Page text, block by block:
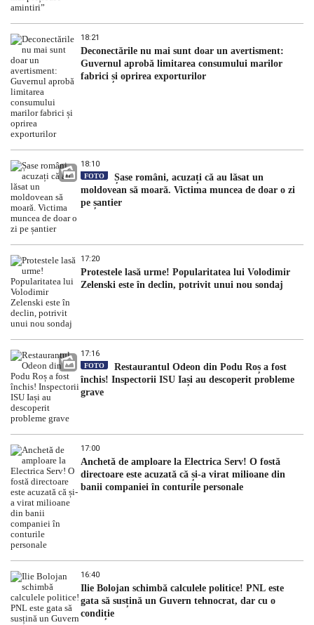
18:21
Deconectările nu mai sunt doar un avertisment:
Guvernul aprobă limitarea consumului marilor
fabrici și oprirea exporturilor
18:10
FOTO
Șase români, acuzați că au lăsat un
moldovean să moară. Victima muncea de doar o zi
pe șantier
17:20
Protestele lasă urme! Popularitatea lui Volodimir
Zelenski este în declin, potrivit unui nou sondaj
17:16
FOTO
Restaurantul Odeon din Podu Roș a fost
închis! Inspectorii ISU Iași au descoperit probleme
grave
17:00
Anchetă de amploare la Electrica Serv! O fostă
directoare este acuzată că și-a virat milioane din
banii companiei în conturile personale
16:40
Ilie Bolojan schimbă calculele politice! PNL este
gata să susțină un Guvern tehnocrat, dar cu o
condiție